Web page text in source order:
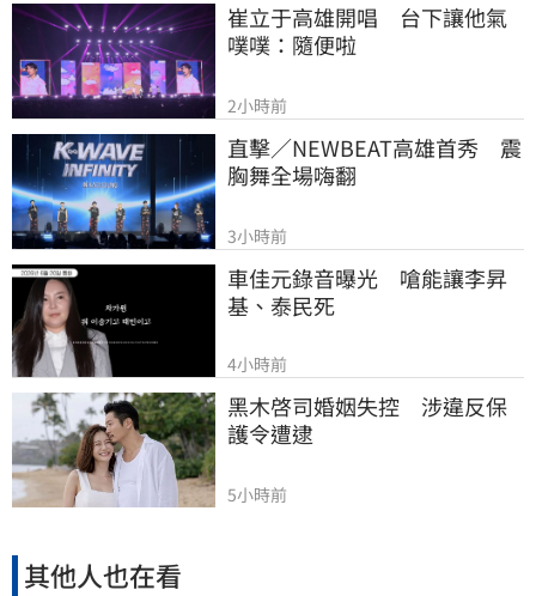
崔立于高雄開唱　台下讓他氣
噗噗：隨便啦
2小時前
直擊／NEWBEAT高雄首秀　震
胸舞全場嗨翻
3小時前
車佳元錄音曝光　嗆能讓李昇
基、泰民死
4小時前
黑木啓司婚姻失控　涉違反保
護令遭逮
5小時前
其他人也在看